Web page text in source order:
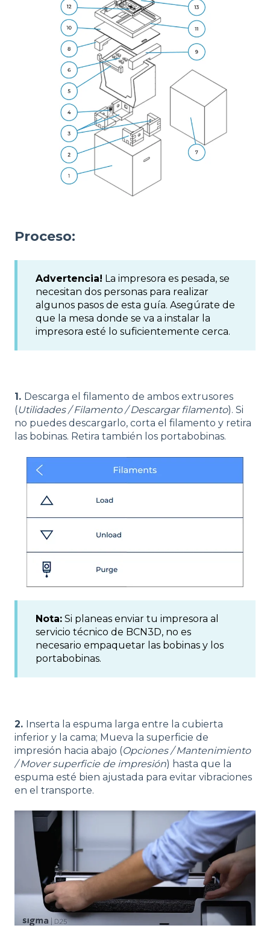
Proceso:
Advertencia! La impresora es pesada, se
necesitan dos personas para realizar
algunos pasos de esta guía. Asegúrate de
que la mesa donde se va a instalar la
impresora esté lo suficientemente cerca.
1. Descarga el filamento de ambos extrusores
(Utilidades / Filamento / Descargar filamento). Si
no puedes descargarlo, corta el filamento y retira
las bobinas. Retira también los portabobinas.
Nota: Si planeas enviar tu impresora al
servicio técnico de BCN3D, no es
necesario empaquetar las bobinas y los
portabobinas.
2. Inserta la espuma larga entre la cubierta
inferior y la cama; Mueva la superficie de
impresión hacia abajo (Opciones / Mantenimiento
/ Mover superficie de impresión) hasta que la
espuma esté bien ajustada para evitar vibraciones
en el transporte.